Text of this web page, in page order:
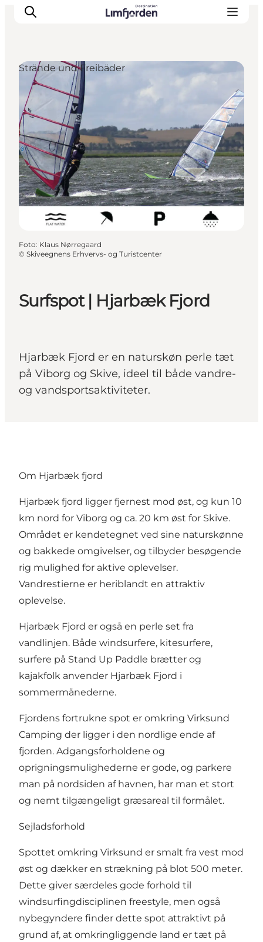
Surfspot | Hjarbæk Fjord
Hjarbæk Fjord er en naturskøn perle tæt
på Viborg og Skive, ideel til både vandre-
og vandsportsaktiviteter.
Strände und Freibäder
Foto: Klaus Nørregaard
© Skiveegnens Erhvervs- og Turistcenter
Om Hjarbæk fjord
Hjarbæk fjord ligger fjernest mod øst, og kun 10
km nord for Viborg og ca. 20 km øst for Skive.
Området er kendetegnet ved sine naturskønne
og bakkede omgivelser, og tilbyder besøgende
rig mulighed for aktive oplevelser.
Vandrestierne er heriblandt en attraktiv
oplevelse.
Hjarbæk Fjord er også en perle set fra
vandlinjen. Både windsurfere, kitesurfere,
surfere på Stand Up Paddle brætter og
kajakfolk anvender Hjarbæk Fjord i
sommermånederne.
Fjordens fortrukne spot er omkring Virksund
Camping der ligger i den nordlige ende af
fjorden. Adgangsforholdene og
oprigningsmulighederne er gode, og parkere
man på nordsiden af havnen, har man et stort
og nemt tilgængeligt græsareal til formålet.
Sejladsforhold
Spottet omkring Virksund er smalt fra vest mod
øst og dækker en strækning på blot 500 meter.
Dette giver særdeles gode forhold til
windsurfingdisciplinen freestyle, men også
nybegyndere finder dette spot attraktivt på
grund af, at omkringliggende land er tæt på